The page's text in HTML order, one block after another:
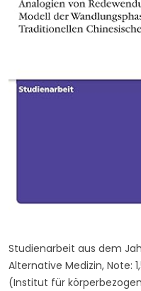
Studienarbeit aus dem
Alternative Medizin, Note:
(Institut für